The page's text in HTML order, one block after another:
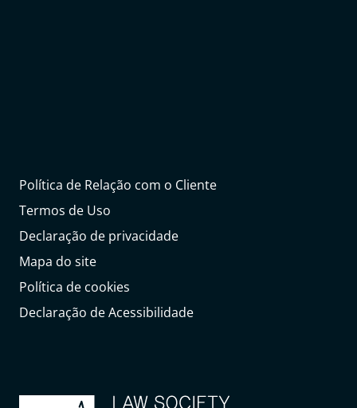
Política de Relação com o Cliente
Termos de Uso
Declaração de privacidade
Mapa do site
Política de cookies
Declaração de Acessibilidade